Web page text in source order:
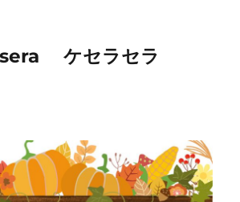
ケセラセラ